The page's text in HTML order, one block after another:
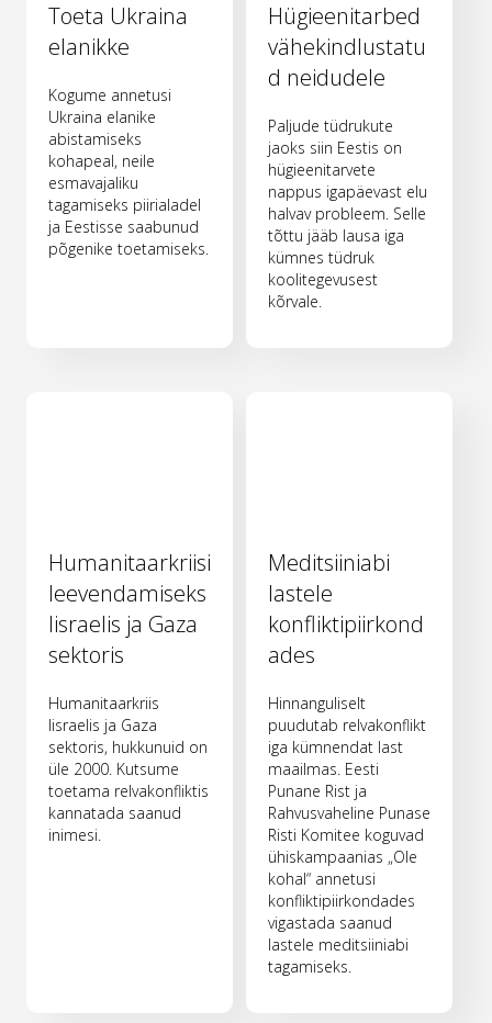
Toeta Ukraina
elanikke
Kogume annetusi
Ukraina elanike
abistamiseks
kohapeal, neile
esmavajaliku
tagamiseks piirialadel
ja Eestisse saabunud
põgenike toetamiseks.
Hügieenitarbed
vähekindlustatu
d neidudele
Paljude tüdrukute
jaoks siin Eestis on
hügieenitarvete
nappus igapäevast elu
halvav probleem. Selle
tõttu jääb lausa iga
kümnes tüdruk
koolitegevusest
kõrvale.
Humanitaarkriisi
leevendamiseks
Iisraelis ja Gaza
sektoris
Humanitaarkriis
Iisraelis ja Gaza
sektoris, hukkunuid on
üle 2000. Kutsume
toetama relvakonfliktis
kannatada saanud
inimesi.
Meditsiiniabi
lastele
konfliktipiirkond
ades
Hinnanguliselt
puudutab relvakonflikt
iga kümnendat last
maailmas. Eesti
Punane Rist ja
Rahvusvaheline Punase
Risti Komitee koguvad
ühiskampaanias „Ole
kohal“ annetusi
konfliktipiirkondades
vigastada saanud
lastele meditsiiniabi
tagamiseks.